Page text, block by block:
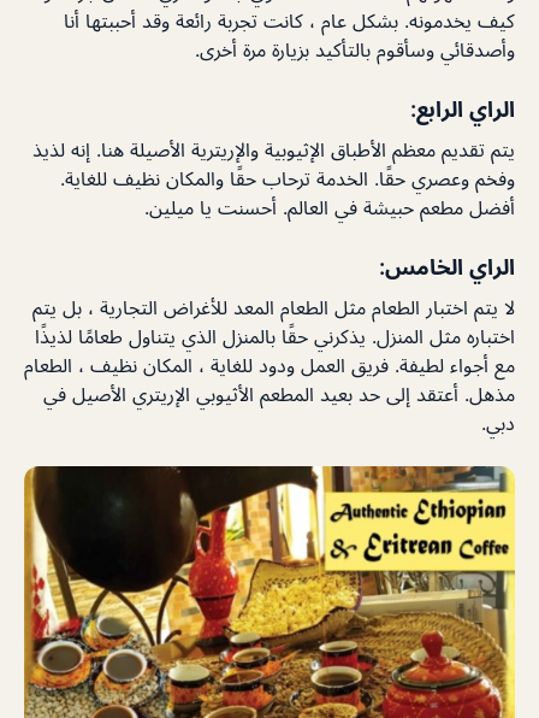
كيف يخدمونه. بشكل عام ، كانت تجربة رائعة وقد أحببتها أنا
وأصدقائي وسأقوم بالتأكيد بزيارة مرة أخرى.
الراي الرابع:
يتم تقديم معظم الأطباق الإثيوبية والإريترية الأصيلة هنا. إنه لذيذ
وفخم وعصري حقًا. الخدمة ترحاب حقًا والمكان نظيف للغاية.
أفضل مطعم حبيشة في العالم. أحسنت يا ميلين.
الراي الخامس:
لا يتم اختبار الطعام مثل الطعام المعد للأغراض التجارية ، بل يتم
اختباره مثل المنزل. يذكرني حقًا بالمنزل الذي يتناول طعامًا لذيذًا
مع أجواء لطيفة. فريق العمل ودود للغاية ، المكان نظيف ، الطعام
مذهل. أعتقد إلى حد بعيد المطعم الأثيوبي الإريتري الأصيل في
دبي.